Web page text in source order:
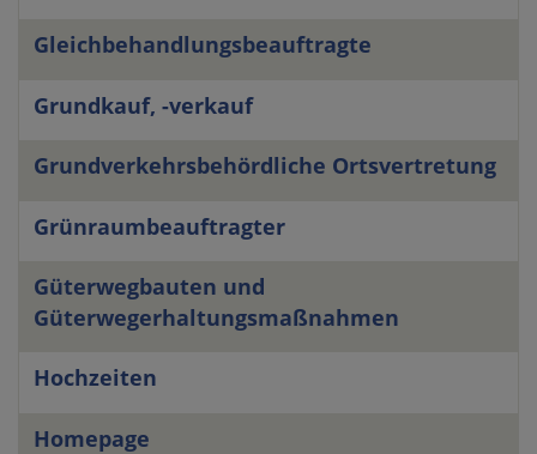
Gleichbehandlungsbeauftragte
Grundkauf, -verkauf
Grundverkehrsbehördliche Ortsvertretung
Grünraumbeauftragter
Güterwegbauten und
Güterwegerhaltungsmaßnahmen
Hochzeiten
Homepage